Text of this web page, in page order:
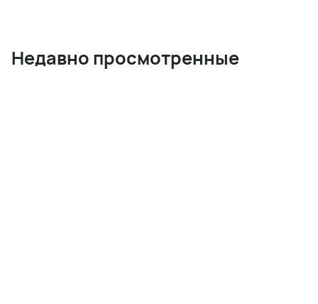
Недавно просмотренные